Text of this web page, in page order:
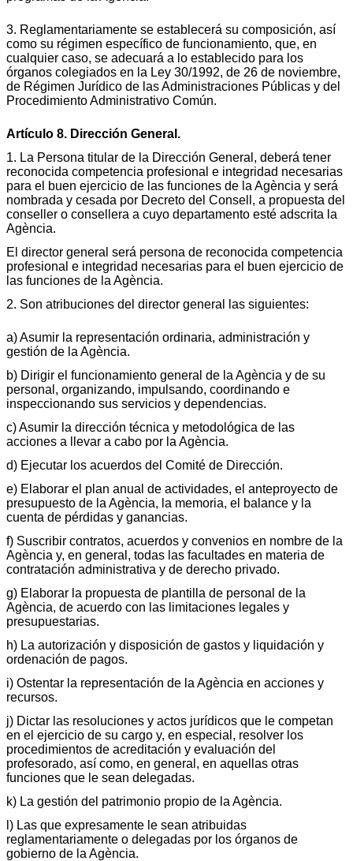
3. Reglamentariamente se establecerá su composición, así
como su régimen específico de funcionamiento, que, en
cualquier caso, se adecuará a lo establecido para los
órganos colegiados en la Ley 30/1992, de 26 de noviembre,
de Régimen Jurídico de las Administraciones Públicas y del
Procedimiento Administrativo Común.
Artículo 8. Dirección General.
1. La Persona titular de la Dirección General, deberá tener
reconocida competencia profesional e integridad necesarias
para el buen ejercicio de las funciones de la Agència y será
nombrada y cesada por Decreto del Consell, a propuesta del
conseller o consellera a cuyo departamento esté adscrita la
Agència.
El director general será persona de reconocida competencia
profesional e integridad necesarias para el buen ejercicio de
las funciones de la Agència.
2. Son atribuciones del director general las siguientes:
a) Asumir la representación ordinaria, administración y
gestión de la Agència.
b) Dirigir el funcionamiento general de la Agència y de su
personal, organizando, impulsando, coordinando e
inspeccionando sus servicios y dependencias.
c) Asumir la dirección técnica y metodológica de las
acciones a llevar a cabo por la Agència.
d) Ejecutar los acuerdos del Comité de Dirección.
e) Elaborar el plan anual de actividades, el anteproyecto de
presupuesto de la Agència, la memoria, el balance y la
cuenta de pérdidas y ganancias.
f) Suscribir contratos, acuerdos y convenios en nombre de la
Agència y, en general, todas las facultades en materia de
contratación administrativa y de derecho privado.
g) Elaborar la propuesta de plantilla de personal de la
Agència, de acuerdo con las limitaciones legales y
presupuestarias.
h) La autorización y disposición de gastos y liquidación y
ordenación de pagos.
i) Ostentar la representación de la Agència en acciones y
recursos.
j) Dictar las resoluciones y actos jurídicos que le competan
en el ejercicio de su cargo y, en especial, resolver los
procedimientos de acreditación y evaluación del
profesorado, así como, en general, en aquellas otras
funciones que le sean delegadas.
k) La gestión del patrimonio propio de la Agència.
l) Las que expresamente le sean atribuidas
reglamentariamente o delegadas por los órganos de
gobierno de la Agència.